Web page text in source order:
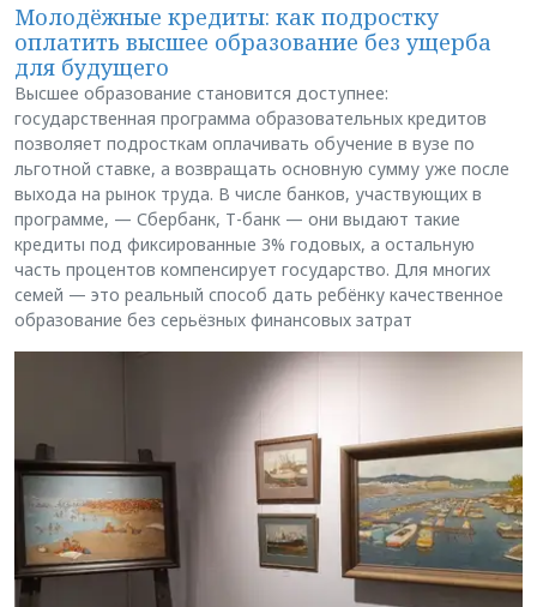
Молодёжные кредиты: как подростку
оплатить высшее образование без ущерба
для будущего
Высшее образование становится доступнее:
государственная программа образовательных кредитов
позволяет подросткам оплачивать обучение в вузе по
льготной ставке, а возвращать основную сумму уже после
выхода на рынок труда. В числе банков, участвующих в
программе, — Сбербанк, Т-банк — они выдают такие
кредиты под фиксированные 3% годовых, а остальную
часть процентов компенсирует государство. Для многих
семей — это реальный способ дать ребёнку качественное
образование без серьёзных финансовых затрат